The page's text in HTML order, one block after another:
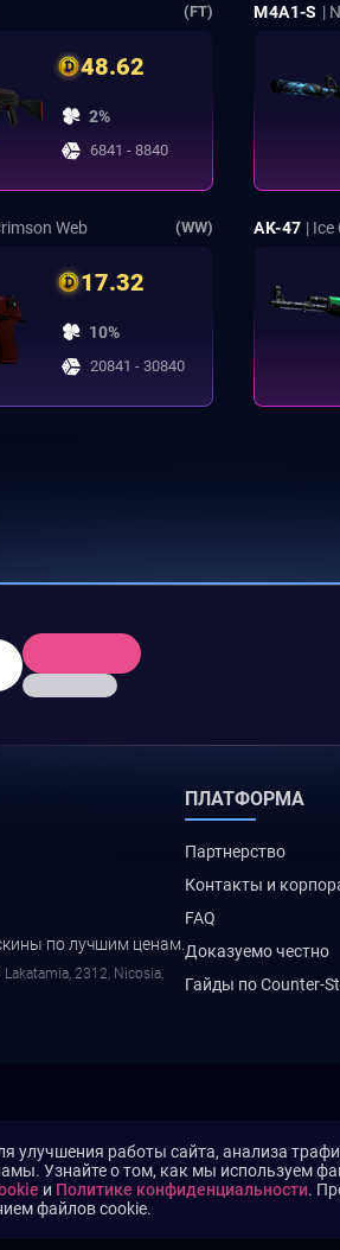
(FT)
48.62
2%
6841 - 8840
M4A1-S |
Web (WW)
17.32
10%
20841 - 30840
AK-47 | Ice
по лучшим ценам.
Lakatamia, 2312, Nicosia,
ПЛАТФОРМА
Партнерство
Контакты и
FAQ
Доказуемо честно
Гайды по Counter-
улучшения работы сайта, анализа
Узнайте о том, как мы используем
и Политике конфиденциальности.
файлов cookie.